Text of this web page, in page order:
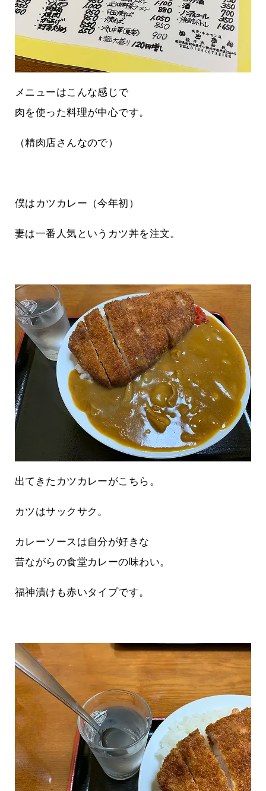
メニューはこんな感じで
肉を使った料理が中心です。
（精肉店さんなので）
僕はカツカレー（今年初）
妻は一番人気というカツ丼を注文。
出てきたカツカレーがこちら。
カツはサックサク。
カレーソースは自分が好きな
昔ながらの食堂カレーの味わい。
福神漬けも赤いタイプです。